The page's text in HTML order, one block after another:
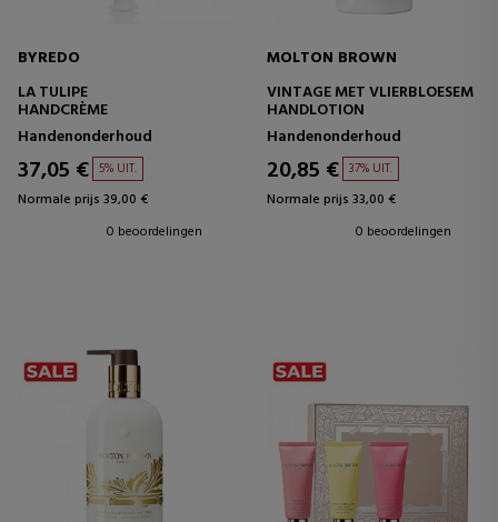
BYREDO
LA TULIPE
HANDCRÈME
Handenonderhoud
37,05 € 5% UIT.
Normale prijs 39,00 €
0 beoordelingen
MOLTON BROWN
VINTAGE MET VLIERBLOESEM
HANDLOTION
Handenonderhoud
20,85 € 37% UIT.
Normale prijs 33,00 €
0 beoordelingen